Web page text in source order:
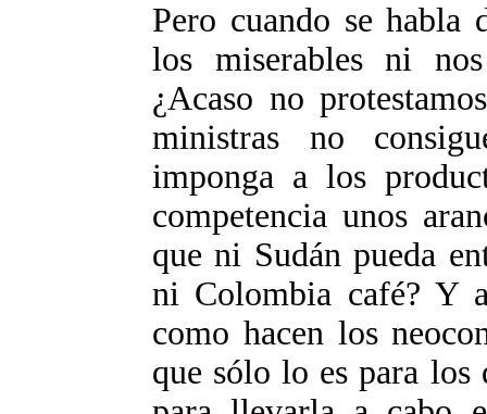
Pero cuando se habla
los miserables ni
¿Acaso no
ministras no
imponga a los
competencia unos
que ni Sudán pueda
ni Colombia café? Y
como hacen los
que sólo lo es para los